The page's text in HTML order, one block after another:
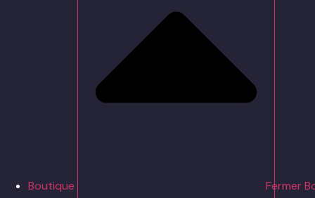
Boutique Fermer